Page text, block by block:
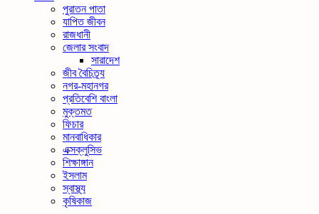
পুরাতন পাতা
যাপিত জীবন
রাজধানী
জেলার সংবাদ
সারাদেশ
জীব বৈচিত্র্য
নগর-মহানগর
প্রতিবেশি বাংলা
মুক্তমত
ফিচার
মানবাধিকার
এক্সক্লুসিভ
শিক্ষাঙ্গান
ইসলাম
স্বাস্থ্য
কৃষিকাজ